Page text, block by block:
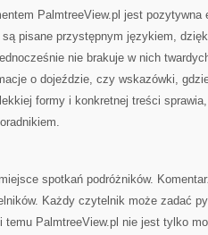
PalmtreeView.pl jest pozytywna
są pisane przystępnym językiem,
nie brakuje w nich
o dojeździe, czy wskazówki,
formy i konkretnej treści
spotkań podróżników.
Każdy czytelnik może zadać
temu PalmtreeView.pl nie jest tylko